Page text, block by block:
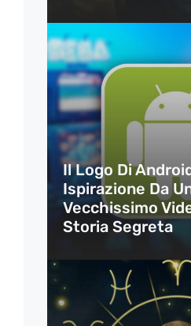
Il Logo Di
Ispirazione Da
Vecchissimo
Storia Segreta